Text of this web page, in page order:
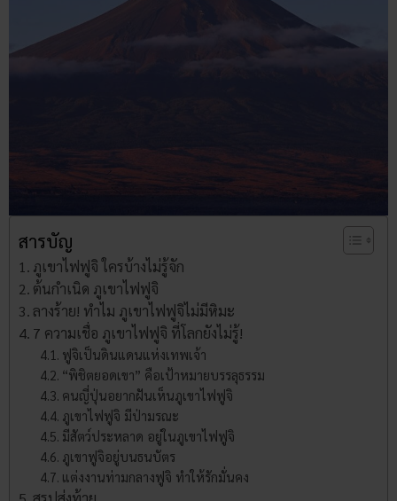
สารบัญ
ภูเขาไฟฟูจิ ใครบ้างไม่รู้จัก
ต้นกำเนิด ภูเขาไฟฟูจิ
ลางร้าย! ทำไม ภูเขาไฟฟูจิไม่มีหิมะ
7 ความเชื่อ ภูเขาไฟฟูจิ ที่โลกยังไม่รู้!
ฟูจิเป็นดินแดนแห่งเทพเจ้า
“พิชิตยอดเขา” คือเป้าหมายบรรลุธรรม
คนญี่ปุ่นอยากฝันเห็นภูเขาไฟฟูจิ
ภูเขาไฟฟูจิ มีป่ามรณะ
มีสัตว์ประหลาด อยู่ในภูเขาไฟฟูจิ
ภูเขาฟูจิอยู่บนธนบัตร
แต่งงานท่ามกลางฟูจิ ทำให้รักมั่นคง